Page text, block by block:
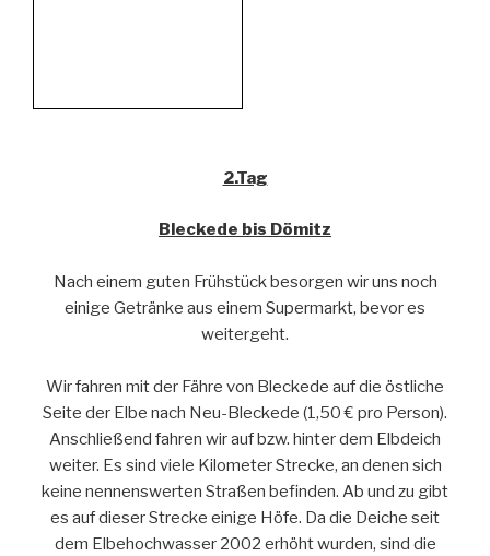
2.Tag
Bleckede bis Dömitz
Nach einem guten Frühstück besorgen wir uns noch
einige Getränke aus einem Supermarkt, bevor es
weitergeht.
Wir fahren mit der Fähre von Bleckede auf die östliche
Seite der Elbe nach Neu-Bleckede (1,50 € pro Person).
Anschließend fahren wir auf bzw. hinter dem Elbdeich
weiter. Es sind viele Kilometer Strecke, an denen sich
keine nennenswerten Straßen befinden. Ab und zu gibt
es auf dieser Strecke einige Höfe. Da die Deiche seit
dem Elbehochwasser 2002 erhöht wurden, sind die